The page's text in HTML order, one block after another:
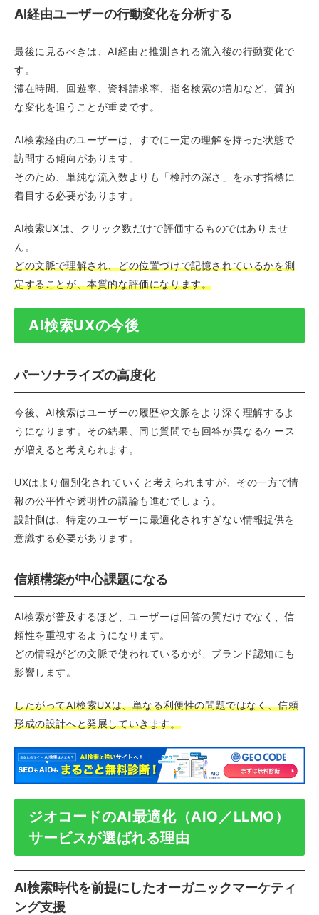
AI経由ユーザーの行動変化を分析する
最後に見るべきは、AI経由と推測される流入後の行動変化で
す。
滞在時間、回遊率、資料請求率、指名検索の増加など、質的
な変化を追うことが重要です。
AI検索経由のユーザーは、すでに一定の理解を持った状態で
訪問する傾向があります。
そのため、単純な流入数よりも「検討の深さ」を示す指標に
着目する必要があります。
AI検索UXは、クリック数だけで評価するものではありませ
ん。
どの文脈で理解され、どの位置づけで記憶されているかを測
定することが、本質的な評価になります。
AI検索UXの今後
パーソナライズの高度化
今後、AI検索はユーザーの履歴や文脈をより深く理解するよ
うになります。その結果、同じ質問でも回答が異なるケース
が増えると考えられます。
UXはより個別化されていくと考えられますが、その一方で情
報の公平性や透明性の議論も進むでしょう。
設計側は、特定のユーザーに最適化されすぎない情報提供を
意識する必要があります。
信頼構築が中心課題になる
AI検索が普及するほど、ユーザーは回答の質だけでなく、信
頼性を重視するようになります。
どの情報がどの文脈で使われているかが、ブランド認知にも
影響します。
したがってAI検索UXは、単なる利便性の問題ではなく、信頼
形成の設計へと発展していきます。
ジオコードのAI最適化（AIO／LLMO）
サービスが選ばれる理由
AI検索時代を前提にしたオーガニックマーケティ
ング支援